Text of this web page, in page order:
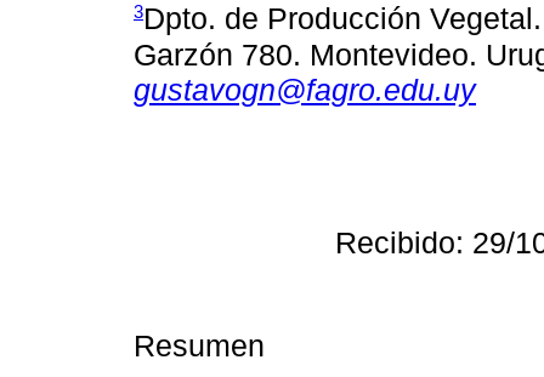
3Dpto. de Producción
Garzón 780. Montevideo.
gustavogn@fagro.edu.uy
Recibido: 29/
Resumen